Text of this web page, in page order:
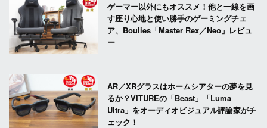
ゲーマー以外にもオススメ！他と一線を画
す座り心地と使い勝手のゲーミングチェ
ア、Boulies「Master Rex／Neo」レビュ
ー
AR／XRグラスはホームシアターの夢を見
るか？VITUREの「Beast」「Luma
Ultra」をオーディオビジュアル評論家がチ
ェック！